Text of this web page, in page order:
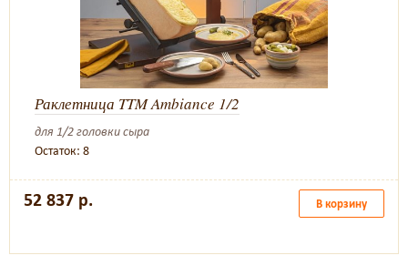
Раклетница TTM Ambiance 1/2
для 1/2 головки сыра
Остаток: 8
52 837 р. В корзину